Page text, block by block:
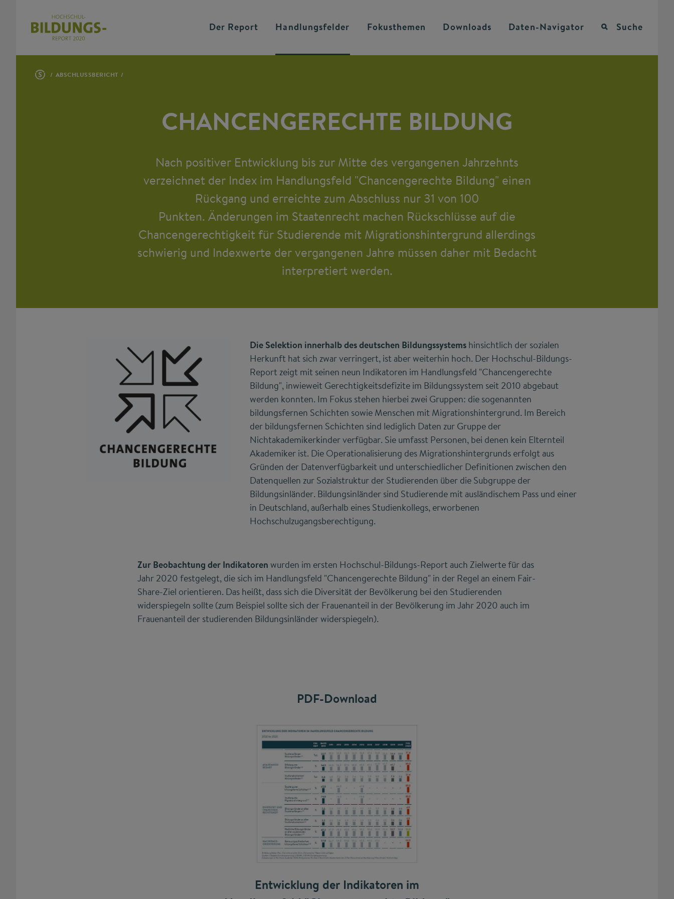
Der Report Handlungsfelder Fokusthemen Downloads Daten-Navigator Suche
ABSCHLUSSBERICHT
CHANCENGERECHTE BILDUNG
Nach positiver Entwicklung bis zur Mitte des vergangenen Jahrzehnts
verzeichnet der Index im Handlungsfeld "Chancengerechte Bildung" einen
Rückgang und erreichte zum Abschluss nur 31 von 100
Punkten. Änderungen im Staatenrecht machen Rückschlüsse auf die
Chancengerechtigkeit für Studierende mit Migrationshintergrund allerdings
schwierig und Indexwerte der vergangenen Jahre müssen daher mit Bedacht
interpretiert werden.
Die Selektion innerhalb des deutschen Bildungssystemshinsichtlich der sozialen
Herkunft hat sich zwar verringert, ist aber weiterhin hoch. Der Hochschul-Bildungs-
Report zeigt mit seinen neun Indikatoren im Handlungsfeld "Chancengerechte
Bildung", inwieweit Gerechtigkeitsdefizite im Bildungssystem seit 2010 abgebaut
werden konnten. Im Fokus stehen hierbei zwei Gruppen: die sogenannten
bildungsfernen Schichten sowie Menschen mit Migrationshintergrund. Im Bereich
der bildungsfernen Schichten sind lediglich Daten zur Gruppe der
Nichtakademikerkinder verfügbar. Sie umfasst Personen, bei denen kein Elternteil
Akademiker ist. Die Operationalisierung des Migrationshintergrunds erfolgt aus
Gründen der Datenverfügbarkeit und unterschiedlicher Definitionen zwischen den
Datenquellen zur Sozialstruktur der Studierenden über die Subgruppe der
Bildungsinländer. Bildungsinländer sind Studierende mit ausländischem Pass und einer
in Deutschland, außerhalb eines Studienkollegs, erworbenen
Hochschulzugangsberechtigung.
Zur Beobachtung der Indikatoren wurden im ersten Hochschul-Bildungs-Report auch Zielwerte für das
Jahr 2020 festgelegt, die sich im Handlungsfeld "Chancengerechte Bildung" in der Regel an einem Fair-
Share-Ziel orientieren. Das heißt, dass sich die Diversität der Bevölkerung bei den Studierenden
widerspiegeln sollte (zum Beispiel sollte sich der Frauenanteil in der Bevölkerung im Jahr 2020 auch im
Frauenanteil der studierenden Bildungsinländer widerspiegeln).
PDF-Download
Entwicklung der Indikatoren im